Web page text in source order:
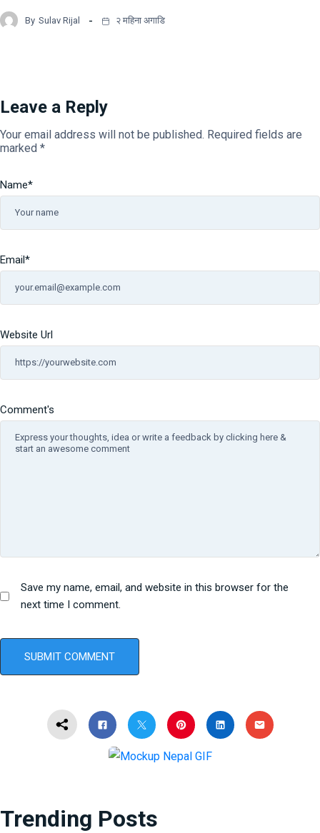
By Sulav Rijal २ महिना अगाडि
Leave a Reply
Your email address will not be published. Required fields are
marked *
Comment's
Name*
Email *
Website Url
Save my name, email, and website in this browser for the
next time I comment.
Trending Posts